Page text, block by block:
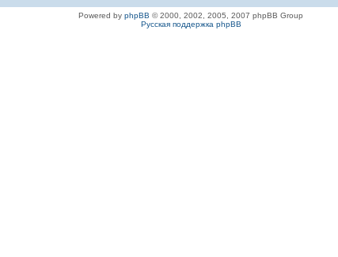
Powered by phpBB © 2000, 2002, 2005, 2007 phpBB Group
Русская поддержка phpBB